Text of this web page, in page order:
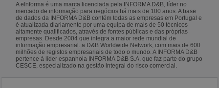
A eInforma é uma marca licenciada pela INFORMA D&B, líder no
mercado de informação para negócios há mais de 100 anos. A base
de dados da INFORMA D&B contém todas as empresas em Portugal e
é atualizada diariamente por uma equipa de mais de 50 técnicos
altamente qualificados, através de fontes públicas e das próprias
empresas. Desde 2004 que integra a maior rede mundial de
informação empresarial: a D&B Worldwide Network, com mais de 600
milhões de registos empresariais de todo o mundo. A INFORMA D&B
pertence à líder espanhola INFORMA D&B S.A. que faz parte do grupo
CESCE, especializado na gestão integral do risco comercial.